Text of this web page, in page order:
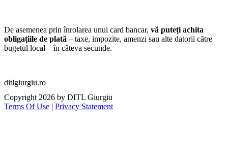
De asemenea prin înrolarea unui card bancar, vă puteți achita
obligațiile de plată – taxe, impozite, amenzi sau alte datorii către
bugetul local – în câteva secunde.
ditlgiurgiu.ro
Copyright 2026 by DITL Giurgiu
Terms Of Use | Privacy Statement